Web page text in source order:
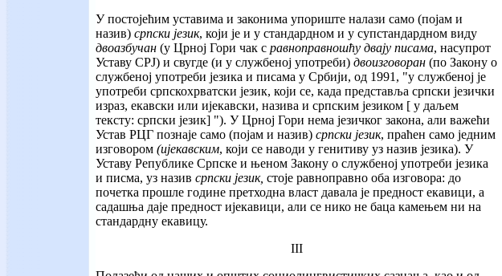
У постојећим уставима и законима упориште налази само (појам и
назив) српски језик, који је и у стандардном и у супстандардном виду
двоазбучан (у Црној Гори чак с равноправношћу двају писама, насупрот
Уставу СРЈ) и свугде (и у службеној употреби) двоизговоран (по Закону о
службеној употреби језика и писама у Србији, од 1991, "у службеној је
употреби српскохрватски језик, који се, када представља српски језички
израз, екавски или ијекавски, назива и српским језиком [ у даљем
тексту: српски језик] "). У Црној Гори нема језичког закона, али важећи
Устав РЦГ познаје само (појам и назив) српски језик, праћен само једним
изговором (ијекавским, који се наводи у генитиву уз назив језика). У
Уставу Републике Српске и њеном Закону о службеној употреби језика
и писма, уз назив српски језик, стоје равноправно оба изговора: до
почетка прошле године претходна власт давала је предност екавици, а
садашња даје предност ијекавици, али се нико не баца камењем ни на
стандардну екавицу.
III